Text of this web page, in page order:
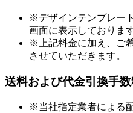
※デザインテンプレー
画面に表示しておりま
※上記料金に加え、ご
させていただきます。
送料および代金引換手
※当社指定業者による